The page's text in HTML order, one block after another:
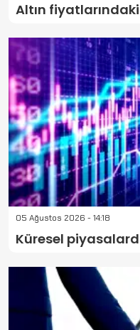
Altın
05 Ağustos 2026 - 14:18
Küresel